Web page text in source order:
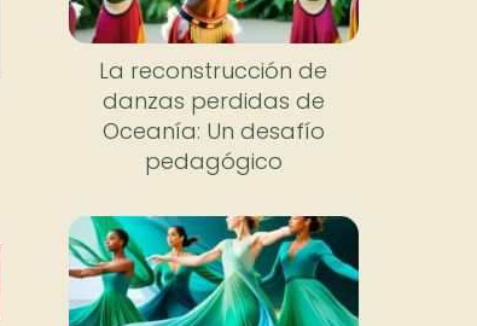
La reconstrucción de
danzas perdidas de
Oceanía: Un desafío
pedagógico